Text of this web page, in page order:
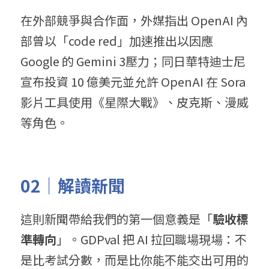
在外部競爭與合作面，外媒指出 OpenAI 內
部曾以「code red」加速推出以因應
Google 的 Gemini 3壓力；同日華特迪士尼
宣布投資 10 億美元並允許 OpenAI 在 Sora
影片工具使用《星際大戰》、皮克斯、漫威
等角色。
02｜解讀新聞
這則新聞帶給我們的第一個意義是「驗收標
準轉向 」。GDPval 把 AI 拉回職場現場：不
是比考試分數，而是比你能不能交出可用的